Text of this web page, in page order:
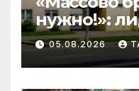
нужно!»: лидские медики
сентября
05.08.2026